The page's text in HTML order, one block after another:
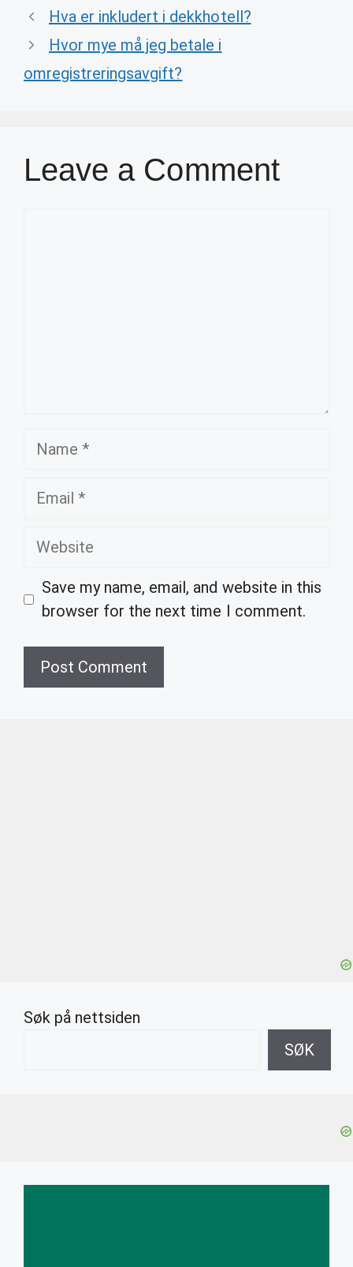
Hva er inkludert i dekkhotell?
Hvor mye må jeg betale i
omregistreringsavgift?
Leave a Comment
Name
Email
Website
Save my name, email, and website in this
browser for the next time I comment.
Søk på nettsiden
SØK